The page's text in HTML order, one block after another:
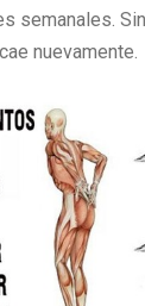
semanales.
nuevamente.